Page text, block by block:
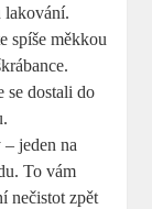
lakování.
spíše měkkou
se dostali do
jeden na
To vám
nečistot zpět